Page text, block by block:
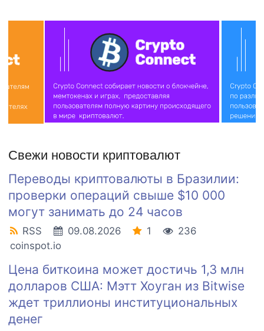
Свежи новости криптовалют
Переводы криптовалюты в Бразилии:
проверки операций свыше $10 000
могут занимать до 24 часов
RSS 09.08.2026 1
236
coinspot.io
Цена биткоина может достичь 1,3 млн
долларов США: Мэтт Хоуган из Bitwise
ждет триллионы институциональных
денег